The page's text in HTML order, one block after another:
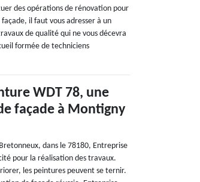
des opérations de rénovation pour
il faut vous adresser à un
de qualité qui ne vous décevra
formée de techniciens
WDT 78, une
façade à Montigny
dans le 78180, Entreprise
pour la réalisation des travaux.
les peintures peuvent se ternir.